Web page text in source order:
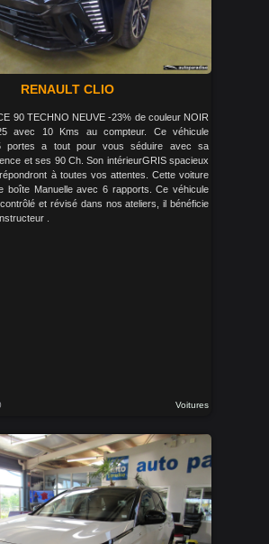
RENAULT CLIO
90 TECHNO NEUVE -23% de couleur NOIR
avec 10 Kms au compteur. Ce véhicule
portes a tout pour vous séduire avec sa
et ses 90 Ch. Son intérieurGRIS spacieux
à toutes vos attentes. Cette voiture
boîte Manuelle avec 6 rapports. Ce véhicule
et révisé dans nos ateliers, il bénéficie
.
Voitures